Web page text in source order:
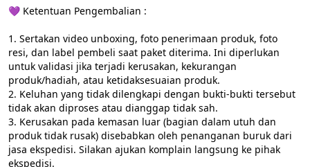
💜 Ketentuan Pengembalian :
1. Sertakan video unboxing, foto penerimaan produk, foto
resi, dan label pembeli saat paket diterima. Ini diperlukan
untuk validasi jika terjadi kerusakan, kekurangan
produk/hadiah, atau ketidaksesuaian produk.
2. Keluhan yang tidak dilengkapi dengan bukti-bukti tersebut
tidak akan diproses atau dianggap tidak sah.
3. Kerusakan pada kemasan luar (bagian dalam utuh dan
produk tidak rusak) disebabkan oleh penanganan buruk dari
jasa ekspedisi. Silakan ajukan komplain langsung ke pihak
ekspedisi.